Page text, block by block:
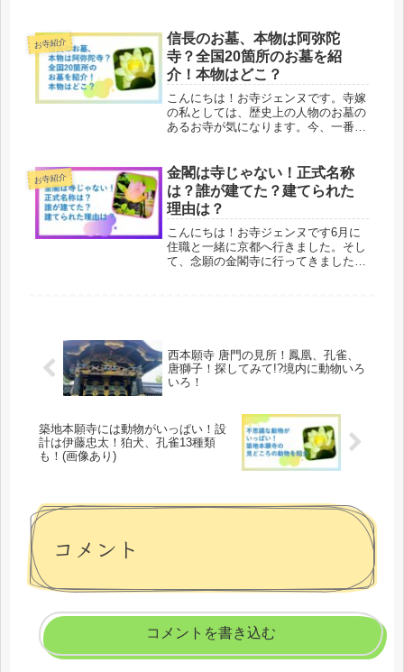
寺です。そこで今日は本成寺について
調べてみました。
お寺紹介
信長のお墓、本物は阿弥陀
寺？全国20箇所のお墓を紹
介！本物はどこ？
こんにちは！お寺ジェンヌです。寺嫁
の私としては、歴史上の人物のお墓の
あるお寺が気になります。今、一番気
「どうする家康」はもうすぐ「本能寺
の変」だからです。信長の墓は本能寺
に...
お寺紹介
金閣は寺じゃない！正式名称
は？誰が建てた？建てられた
理由は？
こんにちは！お寺ジェンヌです6月に
住職と一緒に京都へ行きました。そし
て、念願の金閣寺に行ってきました！
西本願寺 唐門の見所！鳳凰、孔雀、
唐獅子！探してみて!?境内に動物いろ
いろ！
築地本願寺には動物がいっぱい！設
計は伊藤忠太！狛犬、孔雀13種類
も！(画像あり)
コメント
コメントを書き込む